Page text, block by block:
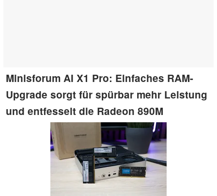
Minisforum AI X1 Pro: Einfaches RAM-
Upgrade sorgt für spürbar mehr Leistung
und entfesselt die Radeon 890M